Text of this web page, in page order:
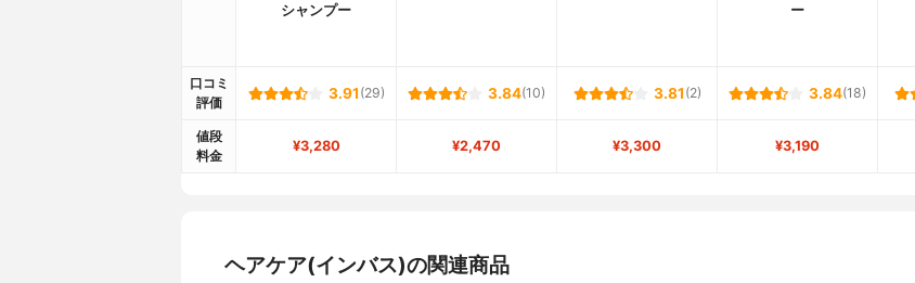
シャンプー
ー
口コミ
評価
3.91 (29) 3.84(10) 3.81 (2) 3.84(18)
値段
料金
¥3,280 ¥2,470 ¥3,300 ¥3,190
ヘアケア(インバス)の関連商品